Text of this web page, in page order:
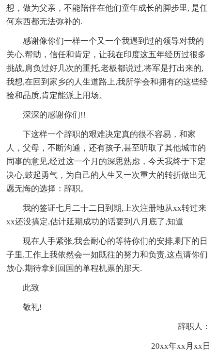
想，做为父亲，不能陪伴在他们童年成长的脚步里, 是任
何东西都无法弥补的.
感谢像你们一样一个又一个我遇到过的领导对我的
关心,帮助，信任和肯定，让我在印度这五年经历过很多
挑战,肩负过好几次的重托,老板都说过,将军是打出来的,
我想,在回到家乡的人生道路上,我所学会和拥有的这些经
验和品质,肯定能派上用场。
深深的感谢你们!!
下这样一个辞职的艰难决定真的很不容易，和家
人，父母，不断沟通，还有孩子,甚至听取了其他城市的
同事的意见,经过这一个月的深思熟虑，今天我终于下定
决心,鼓起勇气，为自己的人生又一次重大的转折做出无
愿无悔的选择：辞职。
我的签证七月二十二日到期,上次注册地从xx转过来
xx还没搞定,估计延期成功的话要到八月底了,知道
现在人手紧张,我会耐心的等待你们的安排,剩下的日
子里,工作上我依然会一如既往的努力和负责,这点请你们
放心.期待拿到回国的单程机票的那天.
此致
敬礼!
辞职人：
20xx年xx月xx日